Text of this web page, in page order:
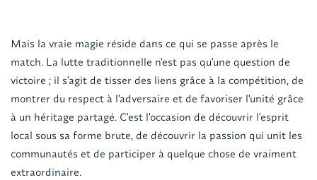
Mais la vraie magie réside dans ce qui se passe après le
match. La lutte traditionnelle n'est pas qu'une question de
victoire ; il s'agit de tisser des liens grâce à la compétition, de
montrer du respect à l'adversaire et de favoriser l'unité grâce
à un héritage partagé. C'est l'occasion de découvrir l'esprit
local sous sa forme brute, de découvrir la passion qui unit les
communautés et de participer à quelque chose de vraiment
extraordinaire.